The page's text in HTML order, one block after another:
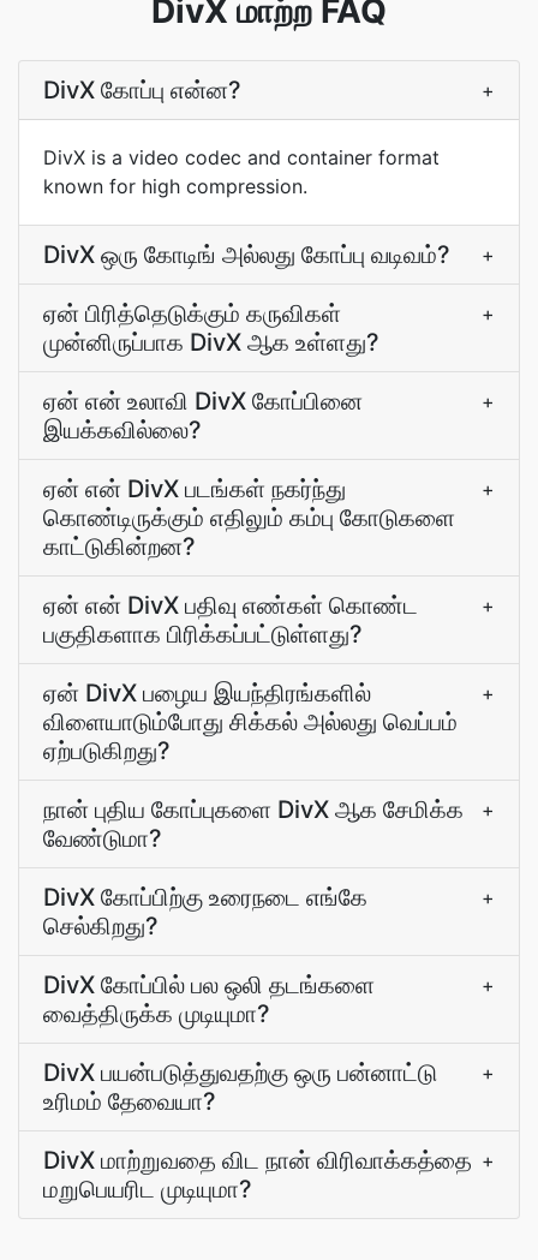
DivX மாற்ற FAQ
DivX கோப்பு என்ன? +
DivX is a video codec and container format
known for high compression.
DivX ஒரு கோடிங் அல்லது கோப்பு வடிவம்? +
ஏன் பிரித்தெடுக்கும் கருவிகள்
முன்னிருப்பாக DivX ஆக உள்ளது?
+
ஏன் என் உலாவி DivX கோப்பினை
இயக்கவில்லை?
+
ஏன் என் DivX படங்கள் நகர்ந்து
கொண்டிருக்கும் எதிலும் கம்பு கோடுகளை
காட்டுகின்றன?
+
ஏன் என் DivX பதிவு எண்கள் கொண்ட
பகுதிகளாக பிரிக்கப்பட்டுள்ளது?
+
ஏன் DivX பழைய இயந்திரங்களில்
விளையாடும்போது சிக்கல் அல்லது வெப்பம்
ஏற்படுகிறது?
+
நான் புதிய கோப்புகளை DivX ஆக சேமிக்க
வேண்டுமா?
+
DivX கோப்பிற்கு உரைநடை எங்கே
செல்கிறது?
+
DivX கோப்பில் பல ஒலி தடங்களை
வைத்திருக்க முடியுமா?
+
DivX பயன்படுத்துவதற்கு ஒரு பன்னாட்டு
உரிமம் தேவையா?
+
DivX மாற்றுவதை விட நான் விரிவாக்கத்தை
மறுபெயரிட முடியுமா?
+